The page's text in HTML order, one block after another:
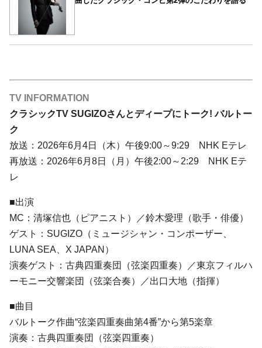
TV INFORMATION
クラシックTV SUGIZOさんとディープにトーク! バルトー
ク
放送：2026年6月4日（木）午後9:00～9:29 NHK Eテレ
再放送：2026年6月8日（月）午後2:00～2:29 NHK Eテ
レ
■出演
MC：清塚信也（ピアニスト）／鈴木愛理（歌手・俳優）
ゲスト：SUGIZO（ミュージシャン・コンポーザー、
LUNA SEA、X JAPAN）
演奏ゲスト：古典四重奏団（弦楽四重奏）／東京フィルハ
ーモニー交響楽団（弦楽合奏）／出口大地（指揮）
■曲目
バルトーク作曲“弦楽四重奏曲第4番”から第5楽章
演奏：古典四重奏団（弦楽四重奏）